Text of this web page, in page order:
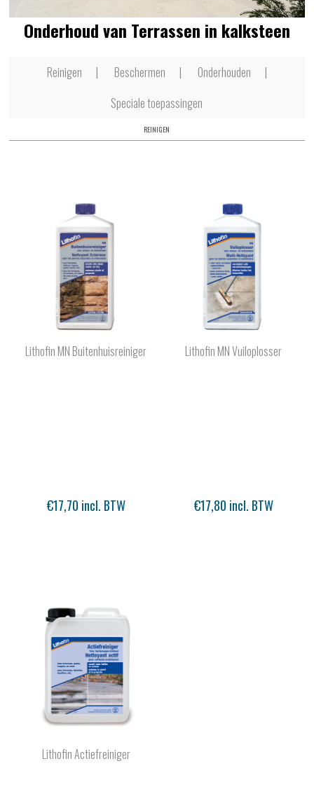
Onderhoud van Terrassen in kalksteen
Reinigen Beschermen
Onderhouden
Speciale toepassingen
REINIGEN
Lithofin MN Buitenhuisreiniger
€17,70 incl. BTW
Lithofin MN Vuiloplosser
€17,80 incl. BTW
Lithofin Actiefreiniger